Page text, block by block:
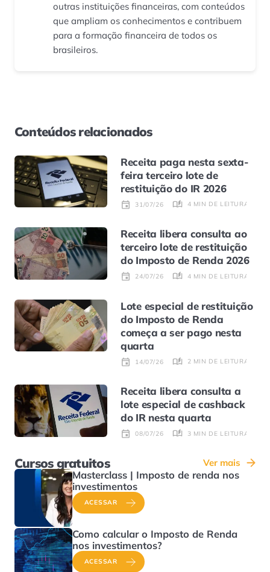
outras instituições financeiras, com conteúdos
que ampliam os conhecimentos e contribuem
para a formação financeira de todos os
brasileiros.
Conteúdos relacionados
Receita paga nesta sexta-
feira terceiro lote de
restituição do IR 2026
31/07/26 4 MIN DE LEITURA
Receita libera consulta ao
terceiro lote de restituição
do Imposto de Renda 2026
24/07/26 4 MIN DE LEITURA
Lote especial de restituição
do Imposto de Renda
começa a ser pago nesta
quarta
14/07/26 2 MIN DE LEITURA
Receita libera consulta a
lote especial de cashback
do IR nesta quarta
08/07/26 3 MIN DE LEITURA
Cursos gratuitos Ver mais
Masterclass | Imposto de renda nos
investimentos
ACESSAR
Como calcular o Imposto de Renda
nos investimentos?
ACESSAR